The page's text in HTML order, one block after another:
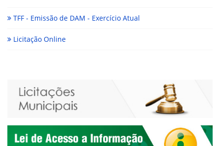
TFF - Emissão de DAM - Exercício Atual
Licitação Online